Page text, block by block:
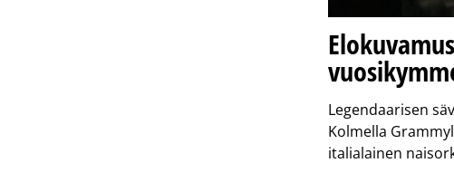
Legendaarisen
Kolmella
italialainen